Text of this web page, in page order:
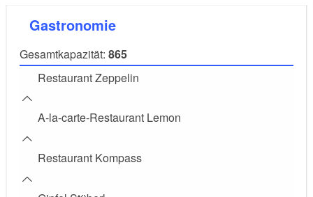
Workshopräume(40m²)
20
Gastronomie
Gesamtkapazität: 865
Restaurant Zeppelin
A-la-carte-Restaurant Lemon
Restaurant Kompass